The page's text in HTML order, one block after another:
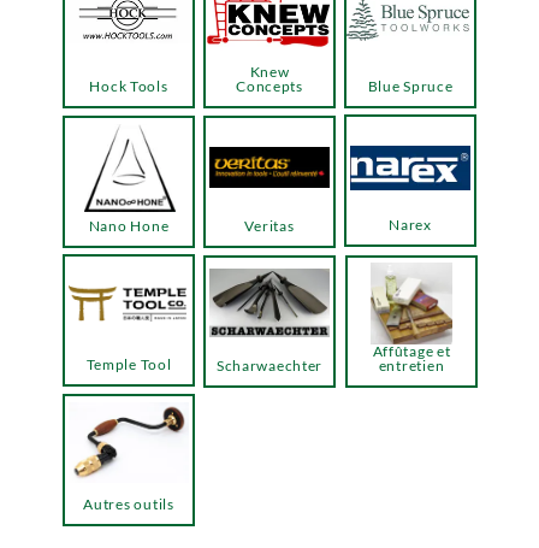
Hock Tools
Knew
Concepts
Temple Tool
Blue Spruce
Narex
Veritas
Nano Hone
Autres outils
Scharwaechter
Affûtage et
entretien